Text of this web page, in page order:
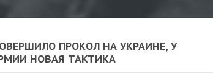
ПРОКОЛ НА УКРАИНЕ, У
НОВАЯ ТАКТИКА